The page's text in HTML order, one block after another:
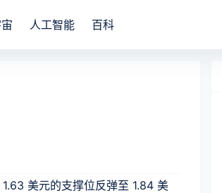
人工智能 百科
美元的支撑位反弹至 1.84 美